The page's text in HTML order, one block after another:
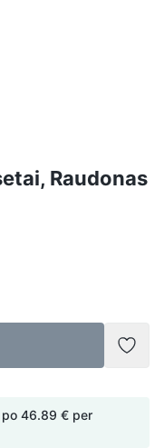
Raudonas
46.89 € per